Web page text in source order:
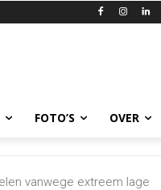
FOTO’S OVER